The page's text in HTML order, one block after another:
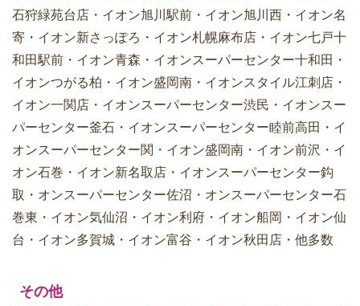
石狩緑苑台店・イオン旭川駅前・イオン旭川西・イオン名
寄・イオン新さっぽろ・イオン札幌麻布店・イオン七戸十
和田駅前・イオン青森・イオンスーパーセンター十和田・
イオンつがる柏・イオン盛岡南・イオンスタイル江刺店・
イオン一関店・イオンスーパーセンター渋民・イオンスー
パーセンター釜石・イオンスーパーセンター睦前高田・イ
オンスーパーセンター関・イオン盛岡南・イオン前沢・イ
オン石巻・イオン新名取店・イオンスーパーセンター鈎
取・オンスーパーセンター佐沼・オンスーパーセンター石
巻東・イオン気仙沼・イオン利府・イオン船岡・イオン仙
台・イオン多賀城・イオン富谷・イオン秋田店・他多数
その他